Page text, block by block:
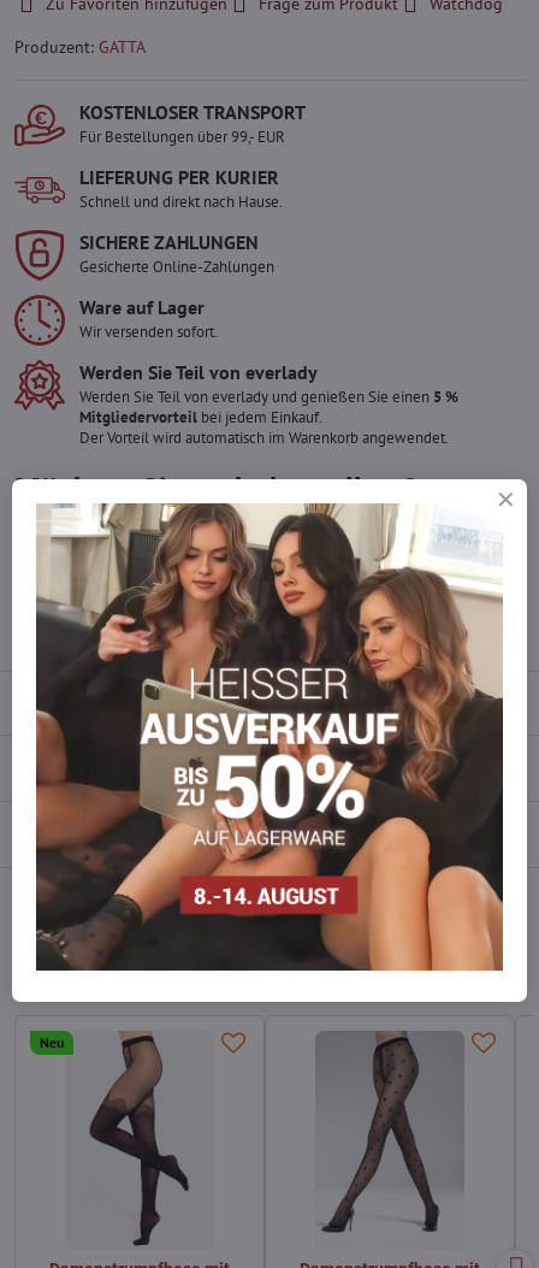
Produzent: GATTA
KOSTENLOSER TRANSPORT
Für Bestellungen über 99,- EUR
LIEFERUNG PER KURIER
Schnell und direkt nach Hause.
SICHERE ZAHLUNGEN
Gesicherte Online-Zahlungen
Ware auf Lager
Wir versenden sofort.
Werden Sie Teil von everlady
Werden Sie Teil von everlady und genießen Sie einen 5 %
Mitgliedervorteil bei jedem Einkauf.
Der Vorteil wird automatisch im Warenkorb angewendet.
Möchten Sie mehr bestellen ?
Zögern Sie nicht, uns zu kontaktieren, wir füllen die Ware für Sie
info​​@everlady​​.eu
Beschreibung
Bewertungen
Diskussion
FacebookTwitterBlueskyPinterestReddit LinkedIn WhatsApp
Alternative Produkte
Neu